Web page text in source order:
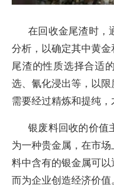
在回收金尾渣时，
分析，以确定其中黄
尾渣的性质选择合适
选、氰化浸出等，以
需要经过精炼和提纯，
银废料回收的价值
为一种贵金属，在市
料中含有的银金属可
而为企业创造经济价